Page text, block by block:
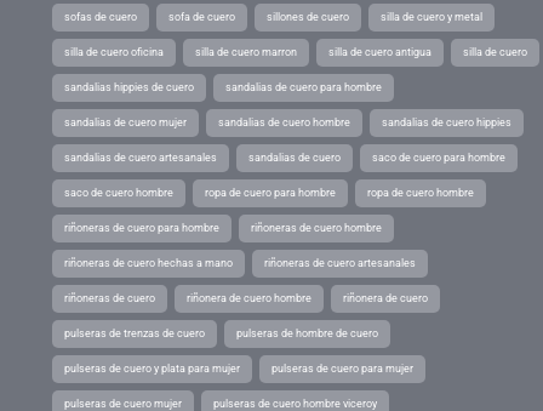
sofas de cuero sofa de cuero sillones de cuero silla de cuero y metal
silla de cuero oficina silla de cuero marron silla de cuero antigua silla de cuero
sandalias hippies de cuero sandalias de cuero para hombre
sandalias de cuero mujer sandalias de cuero hombre sandalias de cuero hippies
sandalias de cuero artesanales sandalias de cuero saco de cuero para hombre
saco de cuero hombre ropa de cuero para hombre ropa de cuero hombre
riñoneras de cuero para hombre riñoneras de cuero hombre
riñoneras de cuero hechas a mano riñoneras de cuero artesanales
riñoneras de cuero riñonera de cuero hombre riñonera de cuero
pulseras de trenzas de cuero pulseras de hombre de cuero
pulseras de cuero y plata para mujer pulseras de cuero para mujer
pulseras de cuero mujer pulseras de cuero hombre viceroy